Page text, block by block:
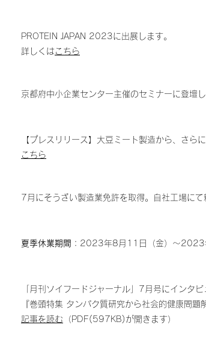
PROTEIN JAPAN 2023に出展します。
​詳しくは こちら
京都府中小企業センター主催のセミナーに登壇
【プレスリリース】大豆ミート製造から、さ
こちら
7月にそうざい製造業免許を取得。自社工場に
夏季休業期間 ：2023年8月11日（金）～2023
「月刊ソイフードジャーナル」7月号にインタビ
『巻頭特集 タンパク質研究から社会的健康問
記事を読む （PDF(597KB)が開きます）